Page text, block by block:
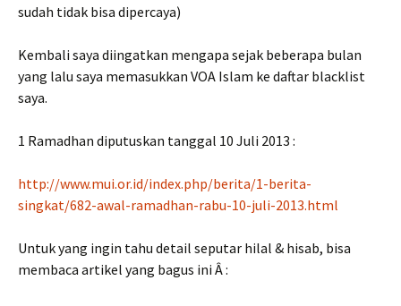
sudah tidak bisa dipercaya)
Kembali saya diingatkan mengapa sejak beberapa bulan
yang lalu saya memasukkan VOA Islam ke daftar blacklist
saya.
1 Ramadhan diputuskan tanggal 10 Juli 2013 :
http://www.mui.or.id/index.php/berita/1-berita-
singkat/682-awal-ramadhan-rabu-10-juli-2013.html
Untuk yang ingin tahu detail seputar hilal & hisab, bisa
membaca artikel yang bagus ini Â :